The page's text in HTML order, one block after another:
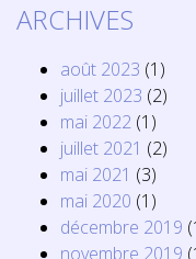
ARCHIVES
août 2023 (1)
juillet 2023 (2)
mai 2022 (1)
juillet 2021 (2)
mai 2021 (3)
mai 2020 (1)
décembre 2019
novembre 2019